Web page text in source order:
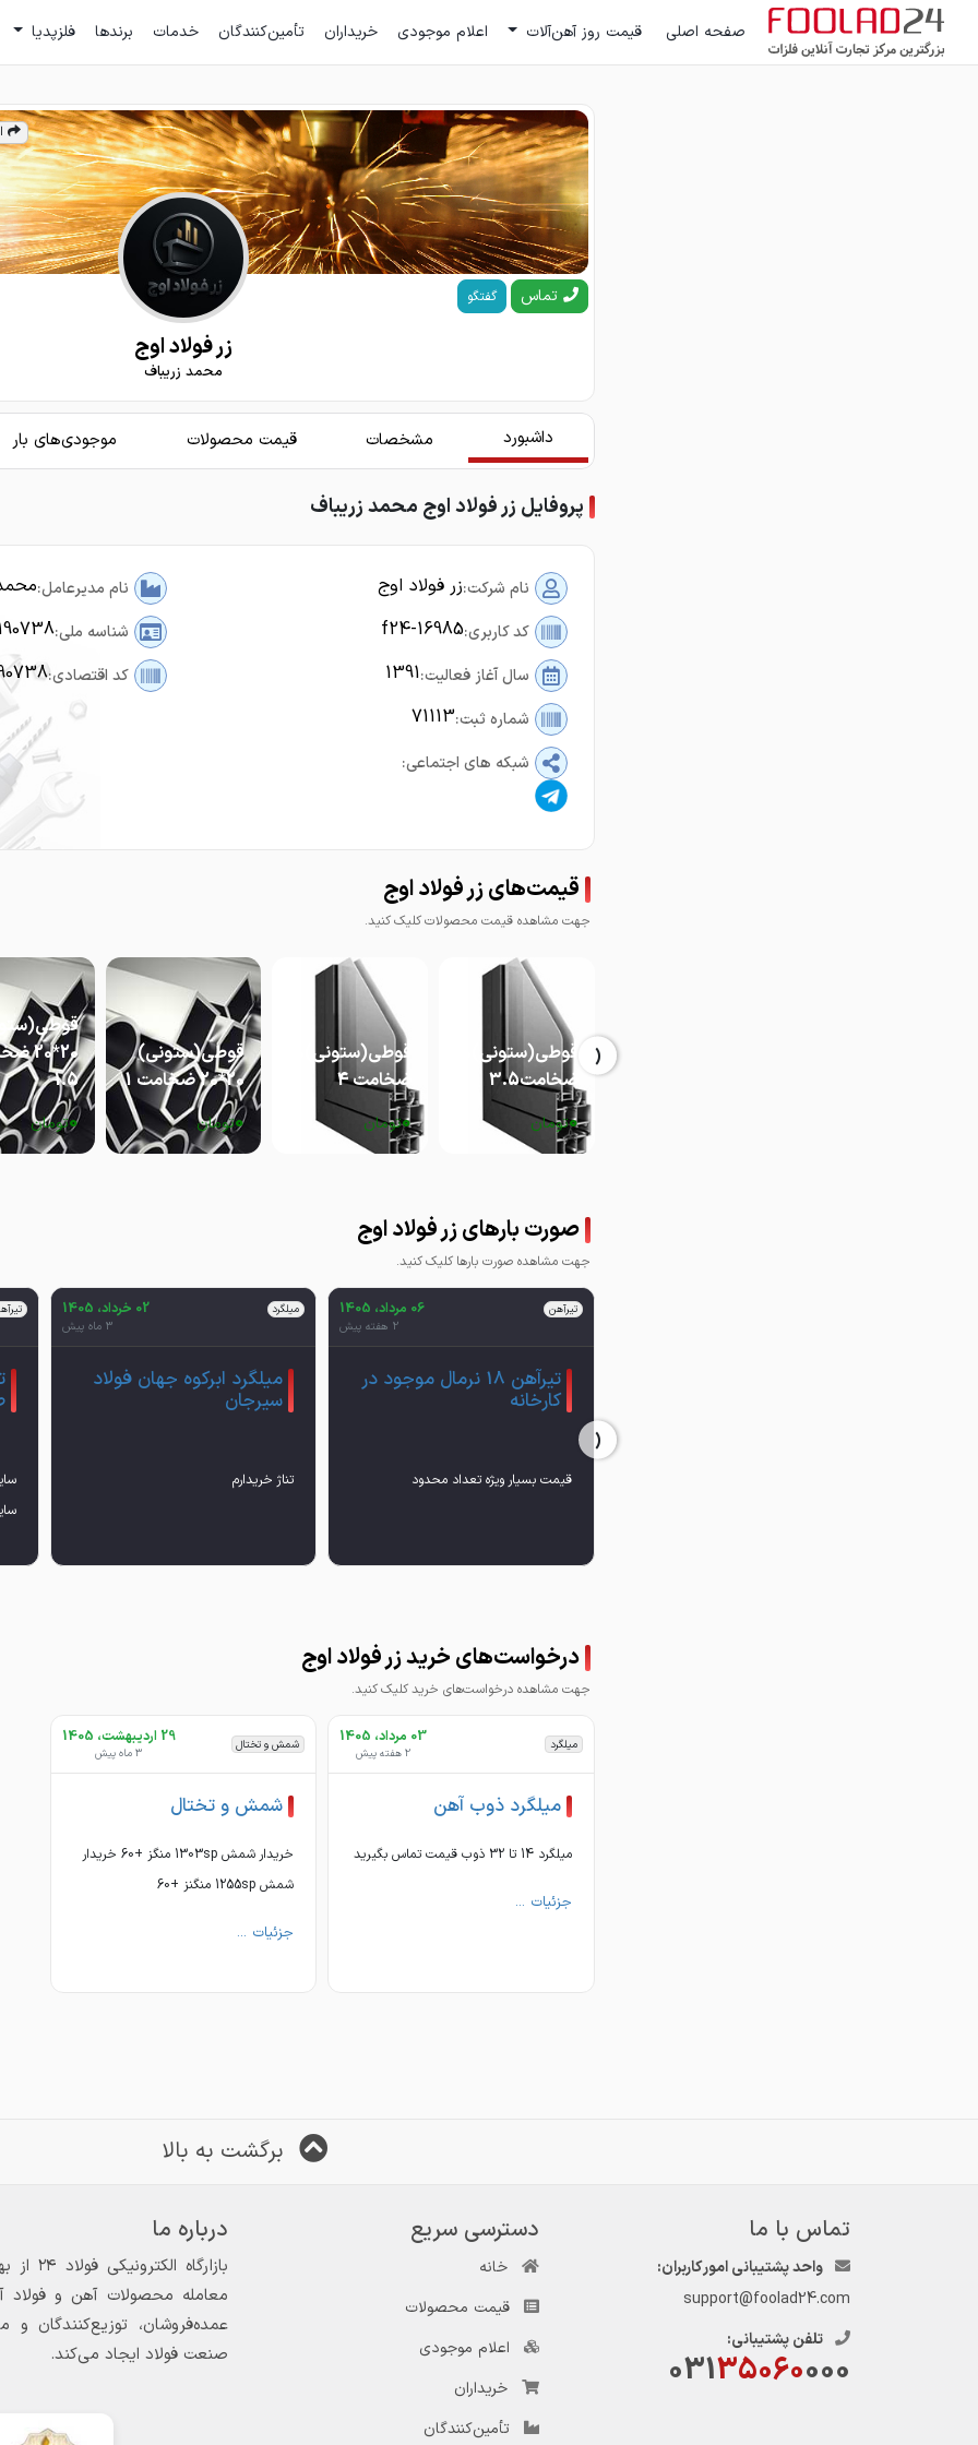
صفحه اصلی قیمت روز آهن‌آلات اعلام موجودی خریداران تأمین‌کنندگان خدمات برندها فلزپدیا
تماس گفتگو
زر فولاد اوج
محمد زريباف
داشبورد مشخصات قیمت محصولات موجودی‌های بار
پروفایل زر فولاد اوج محمد زريباف
نام شرکت:زر فولاد اوج نام مدیرعامل:
کد کاربری:f24-16985 شناسه ملی:
سال آغاز فعالیت:1391 کد اقتصادی:
شماره ثبت:71113
شبکه های اجتماعی:
قیمت‌های زر فولاد اوج
جهت مشاهده قیمت محصولات کلیک کنید.
ضخامت3.5
0تومان
قوطی(ستونی)60*60
ضخامت 4
0تومان
قوطی(ستونی)
20*20 ضخامت 1
0تومان
1.5
0تومان
‹
صورت بارهای زر فولاد اوج
جهت مشاهده صورت بارها کلیک کنید.
تیرآهن 06 مرداد، 1405
2 هفته پیش
تیرآهن 18 نرمال موجود در
کارخانه
قیمت بسیار ویژه تعداد محدود
میلگرد 02 خرداد، 1405
3 ماه پیش
میلگرد ابرکوه جهان فولاد
سیرجان
تناژ خریدارم
سایز 14-
‹
درخواست‌های خرید زر فولاد اوج
جهت مشاهده درخواست‌های خرید کلیک کنید.
میلگرد 03 مرداد، 1405
2 هفته پیش
میلگرد ذوب آهن
میلگرد 14 تا 32 ذوب قیمت تماس بگیرید
جزئیات ...
شمش و تختال 29 اردیبهشت، 1405
3 ماه پیش
شمش و تختال
خریدار شمش 1303sp منگز +60 خریدار
شمش 1255sp منگنز +60
جزئیات ...
برگشت به بالا
تماس با ما
واحد پشتیبانی امور کاربران:
support@foolad24.com
تلفن پشتیبانی:
03135060000
دسترسی سریع
خانه
قیمت محصولات
اعلام موجودی
خریداران
تأمین‌کنندگان
درباره ما
معامله محصولات آهن و فولاد
عمده‌فروشان، توزیع‌کنندگان
صنعت فولاد ایجاد می‌کند.